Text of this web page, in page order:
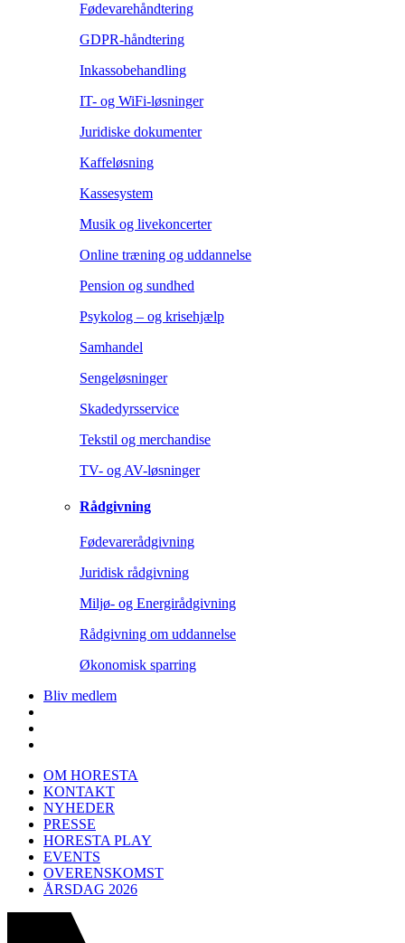
Fødevarehåndtering
GDPR-håndtering
Inkassobehandling
IT- og WiFi-løsninger
Juridiske dokumenter
Kaffeløsning
Kassesystem
Musik og livekoncerter
Online træning og uddannelse
Pension og sundhed
Psykolog – og krisehjælp
Samhandel
Sengeløsninger
Skadedyrsservice
Tekstil og merchandise
TV- og AV-løsninger
Rådgivning
Fødevarerådgivning
Juridisk rådgivning
Miljø- og Energirådgivning
Rådgivning om uddannelse
Økonomisk sparring
Bliv medlem
OM HORESTA
KONTAKT
NYHEDER
PRESSE
HORESTA PLAY
EVENTS
OVERENSKOMST
ÅRSDAG 2026